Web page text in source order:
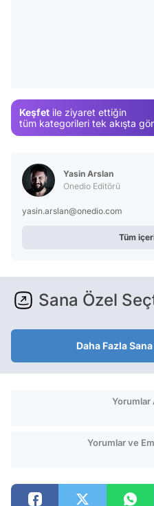
Keşfet ile ziyaret ettiğin
tüm kategorileri tek akışta
Yasin Arslan
Onedio Editörü
yasin.arslan@onedio.com
Tüm
Sana Özel
Daha Fazla
Yorumlar
Yorumlar ve